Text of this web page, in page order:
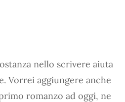
nello scrivere aiuta
Vorrei aggiungere anche
romanzo ad oggi, ne